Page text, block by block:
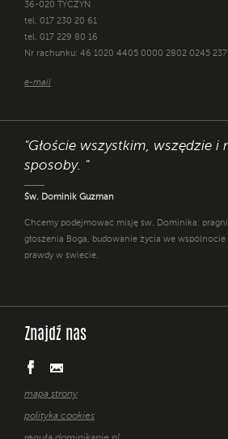
36-020 TYCZYN
tel. 017 230 20 61
tel. 017 229 80 16
Nr rachunku: 46 1020 4405 0000 2802 0245
e-mail
"Głoście wszystkim, wszędzie i
sposoby. "
Św. Dominik Guzman
Chcemy podejmować misję św. Dominika:
głoszenia Boga, budowanie życia we
prawdy w świecie.
Znajdź nas
mapa strony
polityka cookies